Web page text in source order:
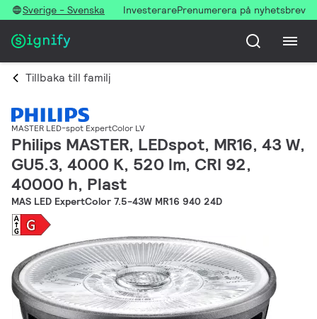
Sverige - Svenska InvesterarePrenumerera på nyhetsbrev
Tillbaka till familj
MASTER LED-spot ExpertColor LV
Philips MASTER, LEDspot, MR16, 43 W,
GU5.3, 4000 K, 520 lm, CRI 92,
40000 h, Plast
MAS LED ExpertColor 7.5-43W MR16 940 24D